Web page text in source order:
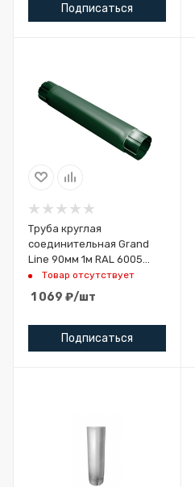
Подписаться
Труба круглая
соединительная Grand
Line 90мм 1м RAL 6005
зеленый мох
Товар отсутствует
1 069 ₽/шт
Подписаться